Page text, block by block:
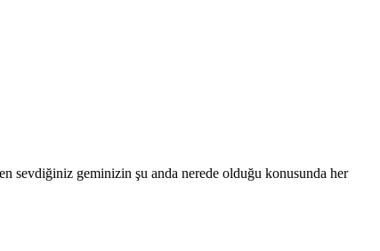
geminizin şu anda nerede olduğu konusunda her